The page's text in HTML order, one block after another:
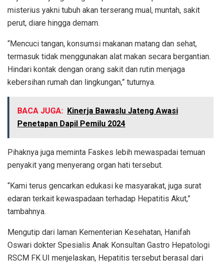
misterius yakni tubuh akan terserang mual, muntah, sakit
perut, diare hingga demam.
“Mencuci tangan, konsumsi makanan matang dan sehat,
termasuk tidak menggunakan alat makan secara bergantian.
Hindari kontak dengan orang sakit dan rutin menjaga
kebersihan rumah dan lingkungan,” tuturnya.
BACA JUGA: Kinerja Bawaslu Jateng Awasi
Penetapan Dapil Pemilu 2024
Pihaknya juga meminta Faskes lebih mewaspadai temuan
penyakit yang menyerang organ hati tersebut.
“Kami terus gencarkan edukasi ke masyarakat, juga surat
edaran terkait kewaspadaan terhadap Hepatitis Akut,”
tambahnya.
Mengutip dari laman Kementerian Kesehatan, Hanifah
Oswari dokter Spesialis Anak Konsultan Gastro Hepatologi
RSCM FK UI menjelaskan, Hepatitis tersebut berasal dari